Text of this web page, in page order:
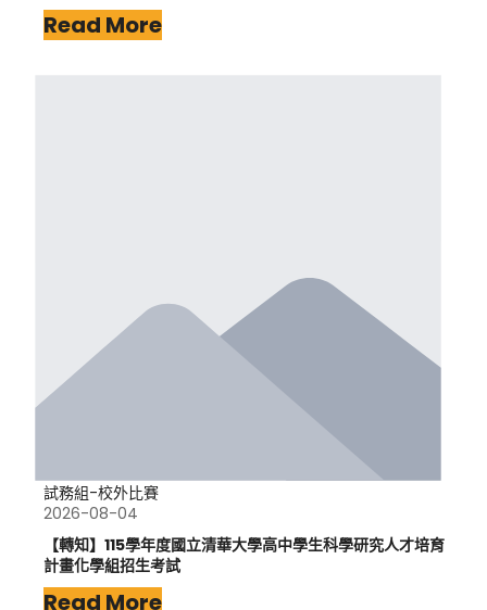
Read More
試務組-校外比賽
2026-08-04
【轉知】115學年度國立清華大學高中學生科學研究人才培育
計畫化學組招生考試
Read More